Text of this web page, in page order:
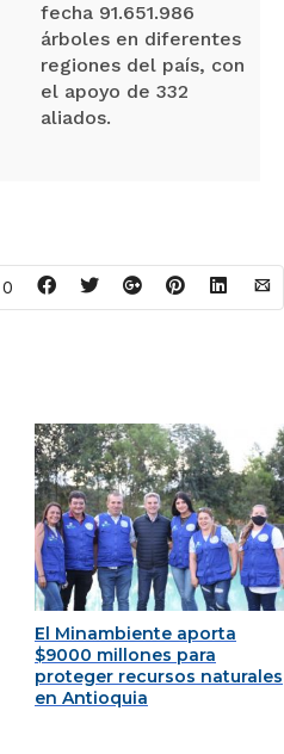
fecha 91.651.986
árboles en diferentes
regiones del país, con
el apoyo de 332
aliados.
0
El Minambiente aporta
$9000 millones para
proteger recursos naturales
en Antioquia